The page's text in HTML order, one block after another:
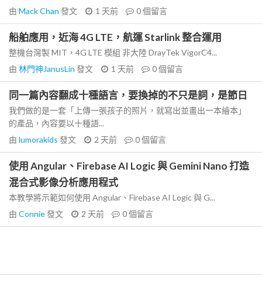
由 Mack Chan 發文 1 天前 0個留言
船舶應用，近海 4G LTE，航運 Starlink 整合運用
整機台灣製 MIT，4G LTE 模組 非大陸 DrayTek VigorC4...
由 林門神JanusLin 發文 1 天前 0個留言
同一篇內容翻成十種語言，要換掉的不只是詞，是節日
我們做的是一套「上傳一張孩子的照片，就寫出並畫出一本繪本」
的產品，內容要以十種語...
由 lumorakids 發文 2 天前 0個留言
使用 Angular、Firebase AI Logic 與 Gemini Nano 打造
混合式影像分析應用程式
本教學將示範如何使用 Angular、Firebase AI Logic 與 G...
由 Connie發文 2 天前 0個留言